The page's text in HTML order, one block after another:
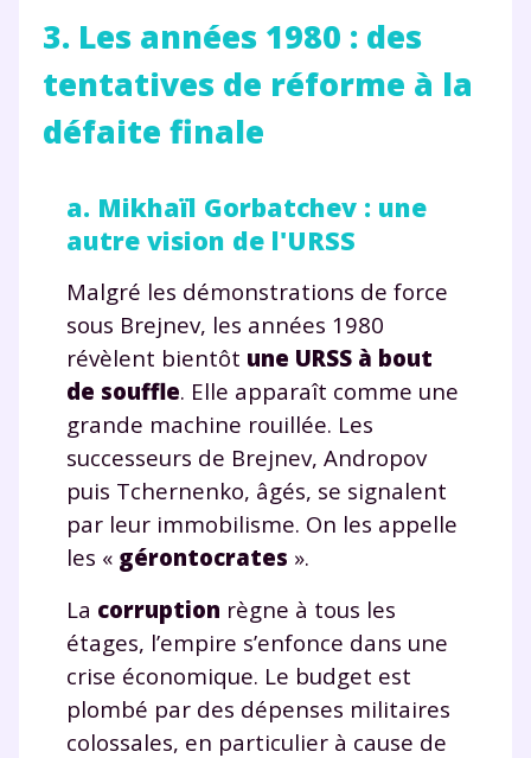
3. Les années 1980 : des
tentatives de réforme à la
défaite finale
a. Mikhaïl Gorbatchev : une
autre vision de l'URSS
Malgré les démonstrations de force
sous Brejnev, les années 1980
révèlent bientôt une URSS à bout
de souffle. Elle apparaît comme une
grande machine rouillée. Les
successeurs de Brejnev, Andropov
puis Tchernenko, âgés, se signalent
par leur immobilisme. On les appelle
les « gérontocrates ».
La corruption règne à tous les
étages, l’empire s’enfonce dans une
crise économique. Le budget est
plombé par des dépenses militaires
colossales, en particulier à cause de